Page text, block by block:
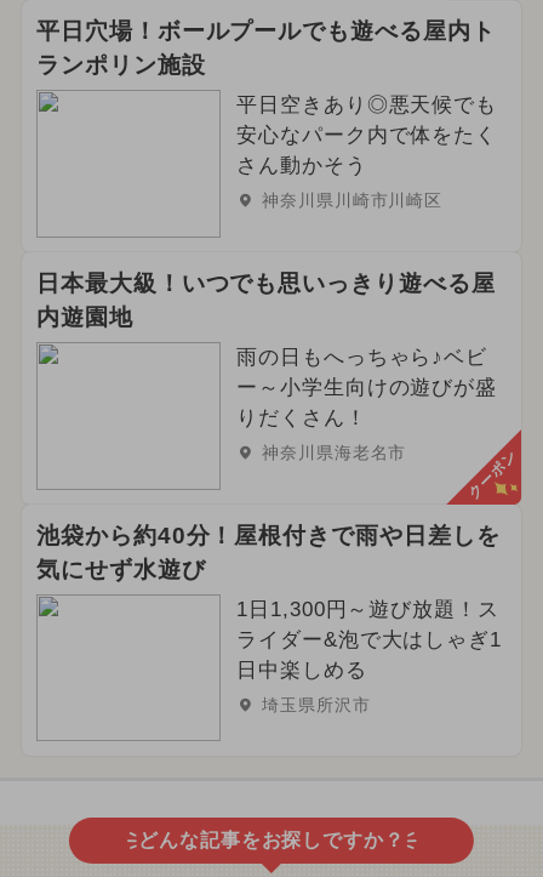
平日穴場！ボールプールでも遊べる屋内ト
ランポリン施設
平日空きあり◎悪天候でも
安心なパーク内で体をたく
さん動かそう
神奈川県川崎市川崎区
日本最大級！いつでも思いっきり遊べる屋
内遊園地
雨の日もへっちゃら♪ベビ
ー～小学生向けの遊びが盛
りだくさん！
神奈川県海老名市 クーポン
池袋から約40分！屋根付きで雨や日差しを
気にせず水遊び
1日1,300円～遊び放題！ス
ライダー&泡で大はしゃぎ1
日中楽しめる
埼玉県所沢市
どんな記事をお探しですか？